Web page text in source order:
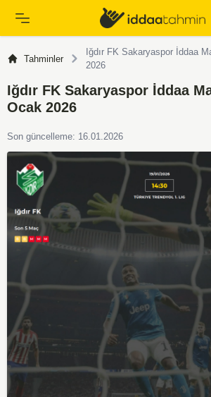
Tahminler
Iğdır FK Sakaryaspor İddaa
2026
Iğdır FK Sakaryaspor İddaa
Ocak 2026
Son güncelleme: 16.01.2026